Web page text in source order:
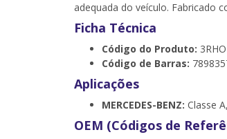
adequada do veículo. Fabricado
Ficha Técnica
Código do Produto:
Código de Barras:
Aplicações
MERCEDES-BENZ: Classe
OEM (Códigos de